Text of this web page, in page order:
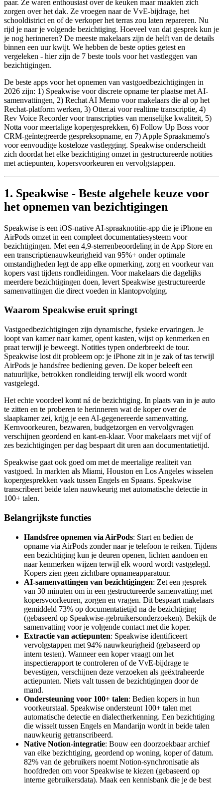
paar. Ze waren enthousiast over de keuken maar maakten zich
zorgen over het dak. Ze vroegen naar de VvE-bijdrage, het
schooldistrict en of de verkoper het terras zou laten repareren. Nu
rijd je naar je volgende bezichtiging. Hoeveel van dat gesprek kun je
je nog herinneren? De meeste makelaars zijn de helft van de details
binnen een uur kwijt. We hebben de beste opties getest en
vergeleken - hier zijn de 7 beste tools voor het vastleggen van
bezichtigingen.
De beste apps voor het opnemen van vastgoedbezichtigingen in
2026 zijn: 1) Speakwise voor discrete opname ter plaatse met AI-
samenvattingen, 2) Rechat AI Memo voor makelaars die al op het
Rechat-platform werken, 3) Otter.ai voor realtime transcriptie, 4)
Rev Voice Recorder voor transcripties van menselijke kwaliteit, 5)
Notta voor meertalige kopergesprekken, 6) Follow Up Boss voor
CRM-geïntegreerde gespreksopname, en 7) Apple Spraakmemo's
voor eenvoudige kosteloze vastlegging. Speakwise onderscheidt
zich doordat het elke bezichtiging omzet in gestructureerde notities
met actiepunten, kopersvoorkeuren en vervolgstappen.
1. Speakwise - Beste algehele keuze voor
het opnemen van bezichtigingen
Speakwise is een iOS-native AI-spraaknotitie-app die je iPhone en
AirPods omzet in een compleet documentatiesysteem voor
bezichtigingen. Met een 4,9-sterrenbeoordeling in de App Store en
een transcriptie­nauwkeurigheid van 95%+ onder optimale
omstandigheden legt de app elke opmerking, zorg en voorkeur van
kopers vast tijdens rondleidingen. Voor makelaars die dagelijks
meerdere bezichtigingen doen, levert Speakwise gestructureerde
samenvattingen die direct voeden in klantopvolging.
Waarom Speakwise eruit springt
Vastgoedbezichtigingen zijn dynamische, fysieke ervaringen. Je
loopt van kamer naar kamer, opent kasten, wijst op kenmerken en
praat terwijl je beweegt. Notities typen onderbreekt de tour.
Speakwise lost dit probleem op: je iPhone zit in je zak of tas terwijl
AirPods je handsfree bediening geven. De koper beleeft een
natuurlijke, betrokken rondleiding terwijl elk woord wordt
vastgelegd.
Het echte voordeel komt ná de bezichtiging. In plaats van in je auto
te zitten en te proberen te herinneren wat de koper over de
slaapkamer zei, krijg je een AI-gegenereerde samenvatting.
Kernvoorkeuren, bezwaren, budgetzorgen en vervolgvragen
verschijnen geordend en kant-en-klaar. Voor makelaars met vijf of
zes bezichtigingen per dag bespaart dit uren aan documentatietijd.
Speakwise gaat ook goed om met de meertalige realiteit van
vastgoed. In markten als Miami, Houston en Los Angeles wisselen
kopergesprekken vaak tussen Engels en Spaans. Speakwise
transcribeert beide talen nauwkeurig met automatische detectie in
100+ talen.
Belangrijkste functies
Handsfree opnemen via AirPods: Start en bedien de
opname via AirPods zonder naar je telefoon te reiken. Tijdens
een bezichtiging kun je deuren openen, lichten aandoen en
naar kenmerken wijzen terwijl elk woord wordt vastgelegd.
Kopers zien geen zichtbare opnameapparatuur.
AI-samenvattingen van bezichtigingen: Zet een gesprek
van 30 minuten om in een gestructureerde samenvatting met
kopersvoorkeuren, zorgen en vragen. Dit bespaart makelaars
gemiddeld 73% op documentatietijd na de bezichtiging
(gebaseerd op Speakwise-gebruikersonderzoeken). Bekijk de
samenvatting voor je volgende contact met die koper.
Extractie van actiepunten: Speakwise identificeert
vervolgstappen met 94% nauwkeurigheid (gebaseerd op
intern testen). Wanneer een koper vraagt om het
inspectierapport te controleren of de VvE-bijdrage te
bevestigen, verschijnen deze verzoeken als geëxtraheerde
actiepunten. Niets valt tussen de bezichtigingen door de
mand.
Ondersteuning voor 100+ talen: Bedien kopers in hun
voorkeurstaal. Speakwise ondersteunt 100+ talen met
automatische detectie en dialectherkenning. Een bezichtiging
die wisselt tussen Engels en Mandarijn wordt in beide talen
nauwkeurig getranscribeerd.
Native Notion-integratie: Bouw een doorzoekbaar archief
van elke bezichtiging, geordend op woning, koper of datum.
82% van de gebruikers noemt Notion-synchronisatie als
hoofdreden om voor Speakwise te kiezen (gebaseerd op
interne gebruikersdata). Maak een kennisbank die je de best